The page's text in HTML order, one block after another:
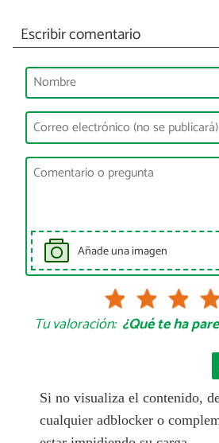
Escribir comentario
Añade una imagen
Tu valoración: ¿Qué te ha
Si no visualiza el contenido,
cualquier adblocker o